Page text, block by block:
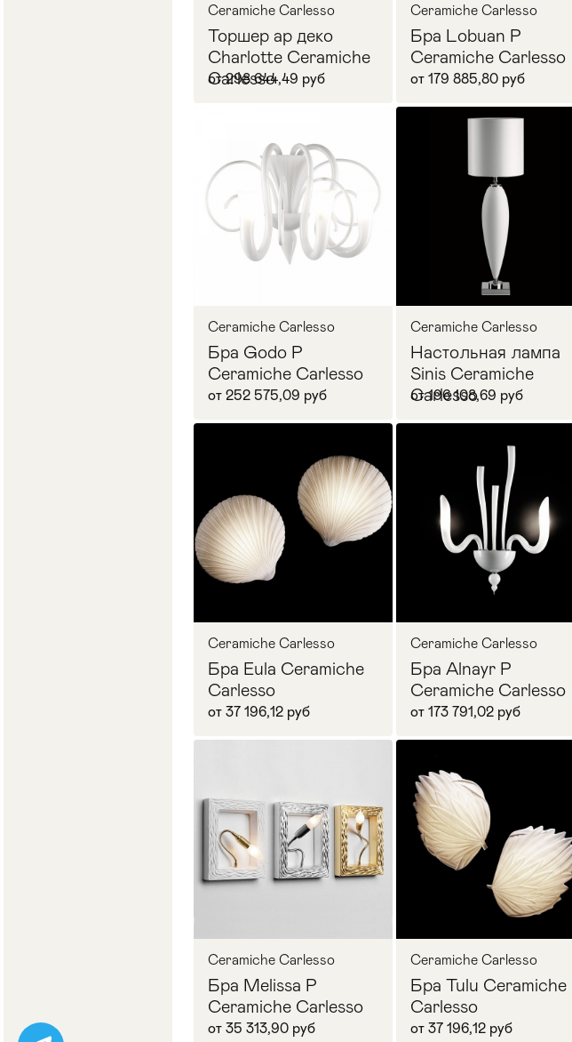
В корзину
Ceramiche Carlesso
Торшер ар деко
Charlotte Ceramiche
Carlesso
от 298 644,49 руб
Ceramiche Carlesso
Бра Lobuan P
Ceramiche Carlesso
от 179 885,80 руб
В корзину
Ceramiche Carlesso
Бра Godo P
Ceramiche Carlesso
от 252 575,09 руб
В корзину
Ceramiche Carlesso
Настольная лампа
Sinis Ceramiche
Carlesso
от 196 108,69 руб
Ceramiche Carlesso
Бра Eula Ceramiche
Carlesso
от 37 196,12 руб
В корзину
Ceramiche Carlesso
Бра Alnayr P
Ceramiche Carlesso
от 173 791,02 руб
Ceramiche Carlesso
Бра Melissa P
Ceramiche Carlesso
от 35 313,90 руб
Ceramiche Carlesso
Бра Tulu Ceramiche
Carlesso
от 37 196,12 руб